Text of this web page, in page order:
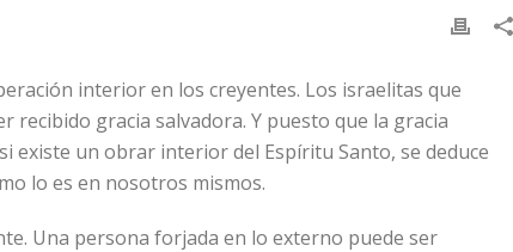
interior en los creyentes. Los israelitas que
gracia salvadora. Y puesto que la gracia
existe un obrar interior del Espíritu Santo, se deduce
lo es en nosotros mismos.
Una persona forjada en lo externo puede ser